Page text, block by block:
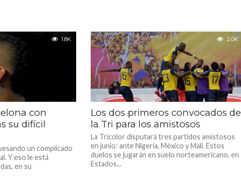
1.8K
con
su difícil
un complicado
Y eso le está
en su
2.0K
Los dos primeros convocados de
la Tri para los amistosos
La Tricolor disputará tres partidos amistosos
en junio: ante Nigeria, México y Malí. Estos
duelos se jugarán en suelo norteamericano, en
Estados...